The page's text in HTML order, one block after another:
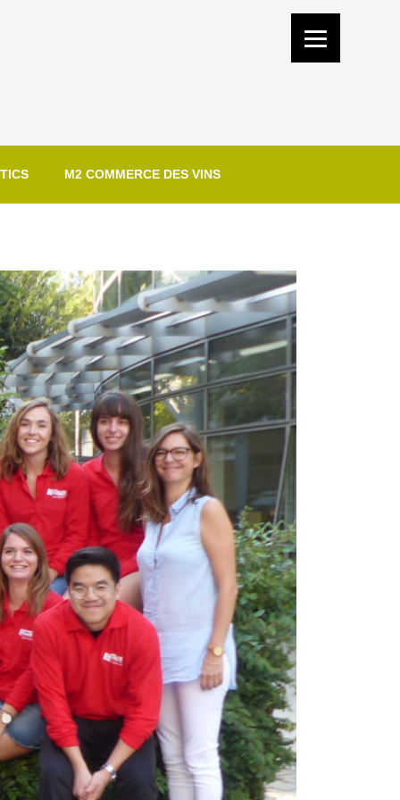
M2 COMMERCE DES VINS